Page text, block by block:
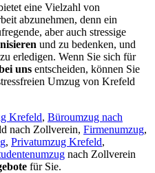
eine Vielzahl von
abzunehmen, denn ein
aber auch stressige
und zu bedenken, und
erledigen. Wenn Sie sich für
uns entscheiden, können Sie
Umzug von Krefeld
Krefeld, Büroumzug nach
nach Zollverein, Firmenumzug,
, Privatumzug Krefeld,
nach Zollverein
für Sie.